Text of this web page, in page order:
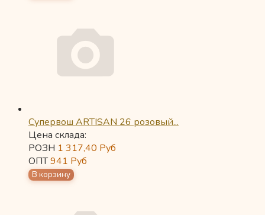
Супервош ARTISAN 26 розовый...
Цена склада:
РОЗН 1 317,40 Руб
ОПТ941 Руб